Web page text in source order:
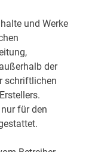
und Werke
der
schriftlichen
für den